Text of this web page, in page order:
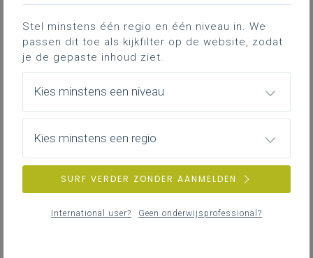
controleren
Registratiebevoegdheid
Applicatie
Aanbevelingen over beheer en opvolging
Alle vzw’s en stichtingen moeten hun
uiteindelijke begunstigden (UBO’s)
Stel minstens één regio en één niveau in. We
passen dit toe als kijkfilter op de website, zodat
je de gepaste inhoud ziet.
Kies minstens een niveau
Kies minstens een regio
SURF VERDER ZONDER AANMELDEN
International user? Geen onderwijsprofessional?